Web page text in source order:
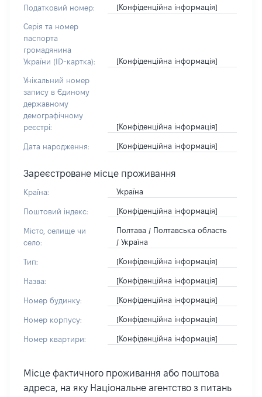
Податковий номер: [Конфіденційна інформація]
Серія та номер
паспорта
громадянина
України (ID-картка):
[Конфіденційна інформація]
Унікальний номер
запису в Єдиному
державному
демографічному
реєстрі:
[Конфіденційна інформація]
Дата народження: [Конфіденційна інформація]
Зареєстроване місце проживання
Країна: Україна
Поштовий індекс: [Конфіденційна інформація]
Місто, селище чи
село:
Полтава / Полтавська область
/ Україна
Тип: [Конфіденційна інформація]
Назва: [Конфіденційна інформація]
Номер будинку: [Конфіденційна інформація]
Номер корпусу: [Конфіденційна інформація]
Номер квартири: [Конфіденційна інформація]
Місце фактичного проживання або поштова
адреса, на яку Національне агентство з питань